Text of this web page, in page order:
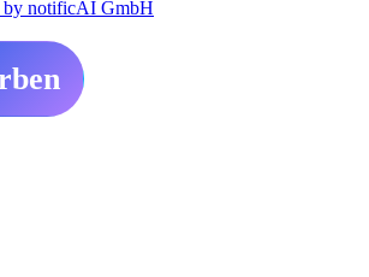
by notificAI GmbH